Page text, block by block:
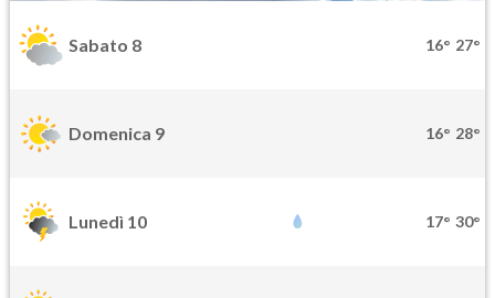
Sabato 8 16° 27°
Domenica 9 16° 28°
Lunedì 10 17° 30°